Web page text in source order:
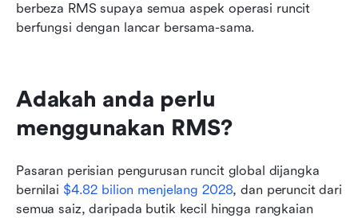
berbeza RMS supaya semua aspek operasi runcit
berfungsi dengan lancar bersama-sama.
Adakah anda perlu
menggunakan RMS?
Pasaran perisian pengurusan runcit global dijangka
bernilai $4.82 bilion menjelang 2028, dan peruncit dari
semua saiz, daripada butik kecil hingga rangkaian